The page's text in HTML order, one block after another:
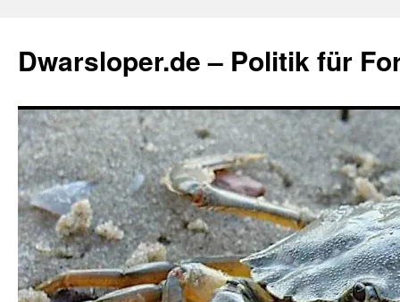
springen
Dwarsloper.de – Politik für